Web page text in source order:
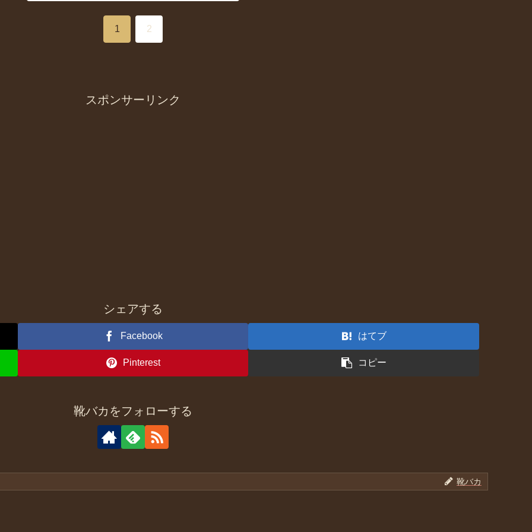
1 2
スポンサーリンク
シェアする
Facebook はてブ
Pinterest コピー
靴バカをフォローする
靴バカ